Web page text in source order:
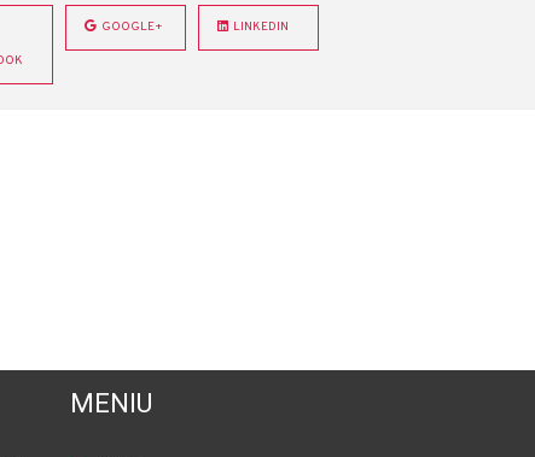
GOOGLE+ LINKEDIN
MENIU